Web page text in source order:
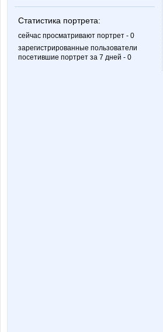
Статистика портрета:
сейчас просматривают портрет - 0
зарегистрированные пользователи
посетившие портрет за 7 дней - 0